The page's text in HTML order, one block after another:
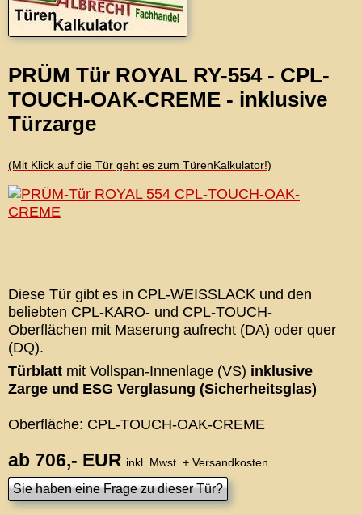
PRÜM Tür ROYAL RY-554 - CPL-
TOUCH-OAK-CREME - inklusive
Türzarge
(Mit Klick auf die Tür geht es zum TürenKalkulator!)
Diese Tür gibt es in CPL-WEISSLACK und den
beliebten CPL-KARO- und CPL-TOUCH-
Oberflächen mit Maserung aufrecht (DA) oder quer
(DQ).
Türblatt mit Vollspan-Innenlage (VS) inklusive
Zarge und ESG Verglasung (Sicherheitsglas)
Oberfläche: CPL-TOUCH-OAK-CREME
ab 706,- EUR inkl. Mwst. + Versandkosten